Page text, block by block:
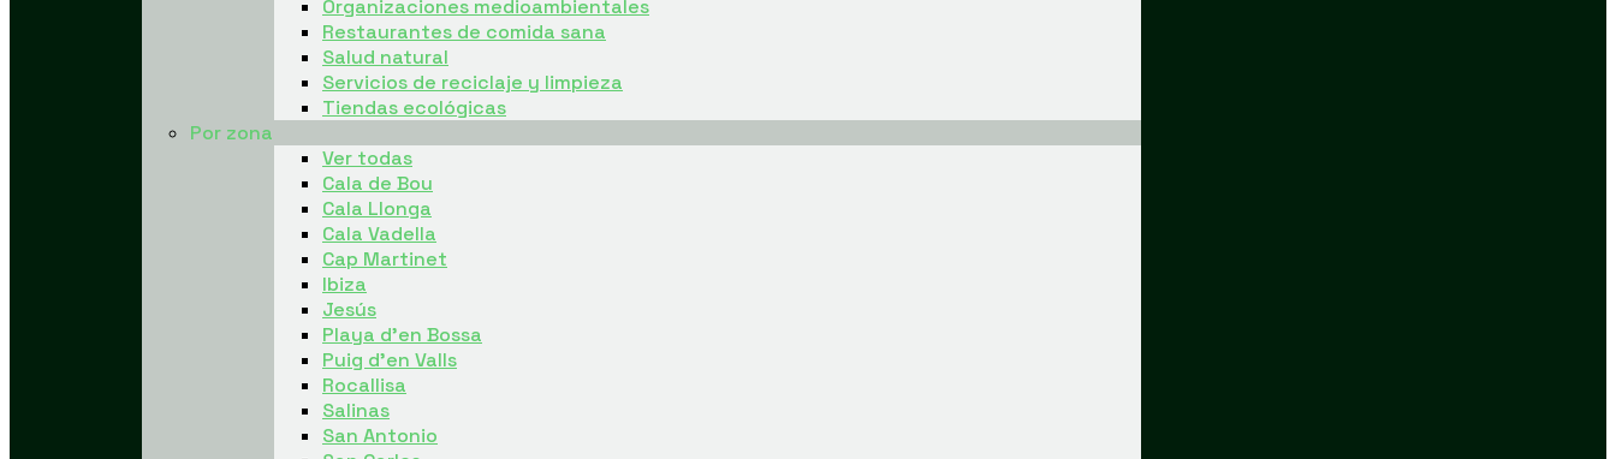
Organizaciones medioambientales
Restaurantes de comida sana
Salud natural
Servicios de reciclaje y limpieza
Tiendas ecológicas
Por zona
Ver todas
Cala de Bou
Cala Llonga
Cala Vadella
Cap Martinet
Ibiza
Jesús
Playa d’en Bossa
Puig d’en Valls
Rocallisa
Salinas
San Antonio